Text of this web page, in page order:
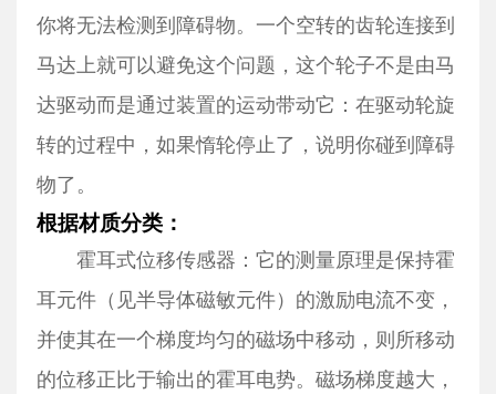
你将无法检测到障碍物。一个空转的齿轮连接到
马达上就可以避免这个问题，这个轮子不是由马
达驱动而是通过装置的运动带动它：在驱动轮旋
转的过程中，如果惰轮停止了，说明你碰到障碍
物了。
根据材质分类：
霍耳式位移传感器：它的测量原理是保持霍
耳元件（见半导体磁敏元件）的激励电流不变，
并使其在一个梯度均匀的磁场中移动，则所移动
的位移正比于输出的霍耳电势。磁场梯度越大，